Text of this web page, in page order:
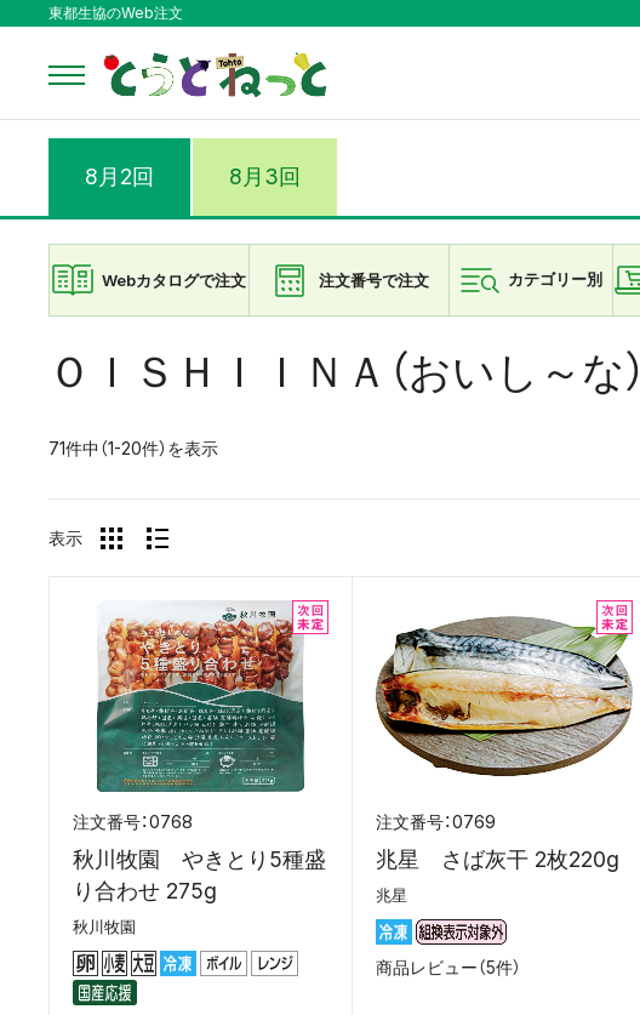
東都生協のWeb注文
8月2回 8月3回
Webカタログで注文 注文番号で注文 カテゴリー別
ＯＩＳＨＩＩＮＡ（おいし～な）
71件中（1-20件）を表示
表示
0768
秋川牧園 やきとり5種盛
り合わせ 275g
秋川牧園
0769
兆星 さば灰干 2枚220g
兆星
商品レビュー（5件）